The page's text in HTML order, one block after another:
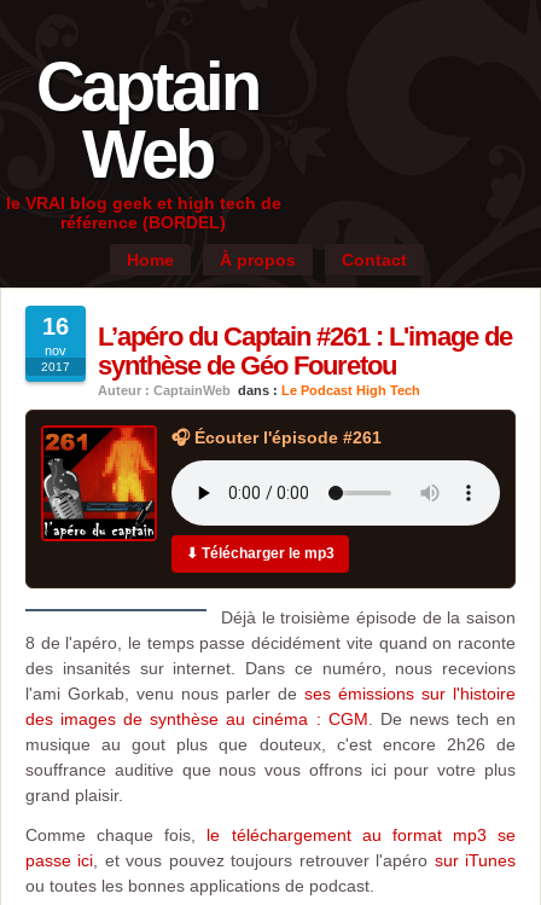
Captain
Web
le VRAI blog geek et high tech de
référence (BORDEL)
Home
À propos Contact
16
nov
2017
L’apéro du Captain #261 : L'image de
synthèse de Géo Fouretou
Auteur : CaptainWeb dans : Le Podcast High Tech
🎧 Écouter l'épisode #261
⬇ Télécharger le mp3
Déjà le troisième épisode de la saison
8 de l'apéro, le temps passe décidément vite quand on raconte
des insanités sur internet. Dans ce numéro, nous recevions
l'ami Gorkab, venu nous parler de ses émissions sur l'histoire
des images de synthèse au cinéma : CGM . De news tech en
musique au gout plus que douteux, c'est encore 2h26 de
souffrance auditive que nous vous offrons ici pour votre plus
grand plaisir.
Comme chaque fois, le téléchargement au format mp3 se
passe ici , et vous pouvez toujours retrouver l'apéro sur iTunes
ou toutes les bonnes applications de podcast.